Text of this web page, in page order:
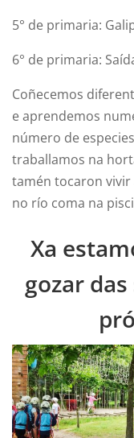
5° de primaria:
6° de primaria:
Coñecemos
e aprendemos
número de
traballamos na
tamén tocaron vivir
no río coma na
Xa
gozar